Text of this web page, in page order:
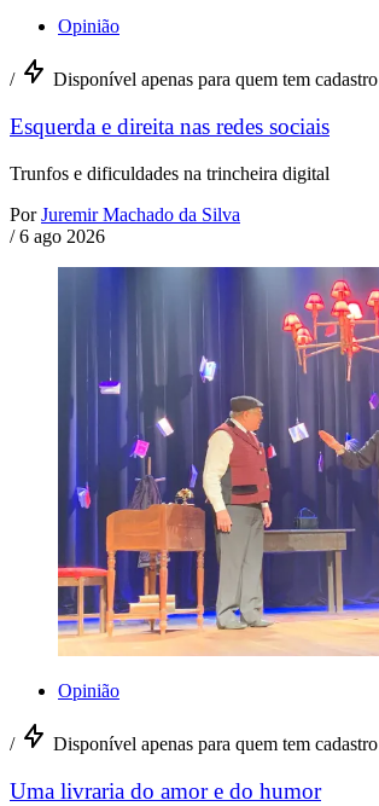
Opinião
/ Disponível apenas para quem tem cadastro
Esquerda e direita nas redes sociais
Trunfos e dificuldades na trincheira digital
Por Juremir Machado da Silva
/ 6 ago 2026
Opinião
/ Disponível apenas para quem tem cadastro
Uma livraria do amor e do humor